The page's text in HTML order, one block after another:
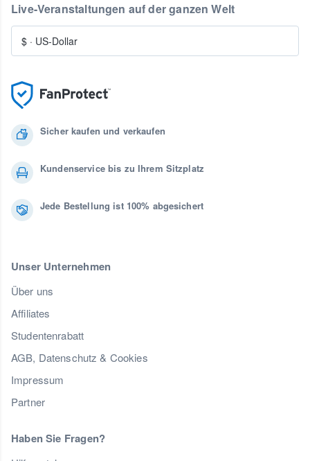
Sicher kaufen und verkaufen
Kundenservice bis zu Ihrem Sitzplatz
Jede Bestellung ist 100% abgesichert
Unser Unternehmen
Über uns
Affiliates
Studentenrabatt
AGB, Datenschutz & Cookies
Impressum
Partner
Haben Sie Fragen?
Live-Veranstaltungen auf der ganzen Welt
$ · US-Dollar